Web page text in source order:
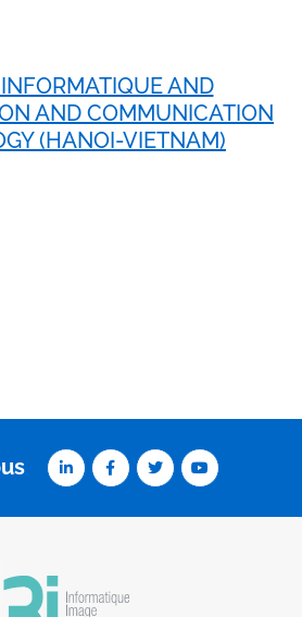
AND
AND COMMUNICATION
(HANOI-VIETNAM)